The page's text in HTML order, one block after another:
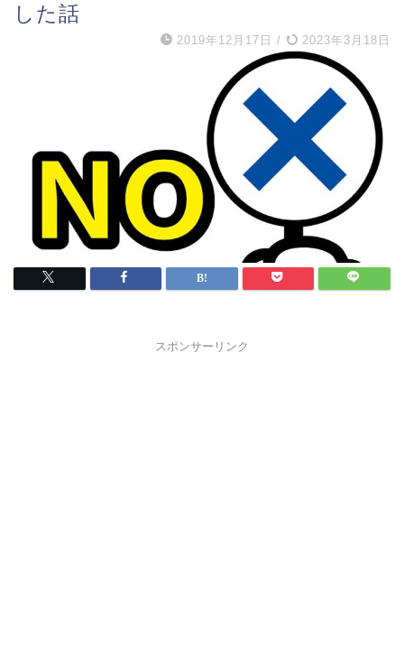
した話
2019年12月17日 / 2023年3月18日
スポンサーリンク